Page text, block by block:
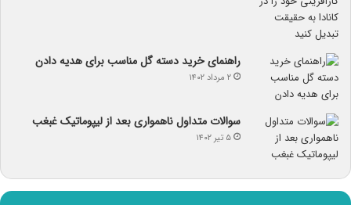
راهنمای خرید دسته گل مناسب برای هدیه دادن
۲ مرداد ۱۴۰۲
سوالات متداول ناهمواری بعد از لیپوماتیک غبغب
۵ تیر ۱۴۰۲